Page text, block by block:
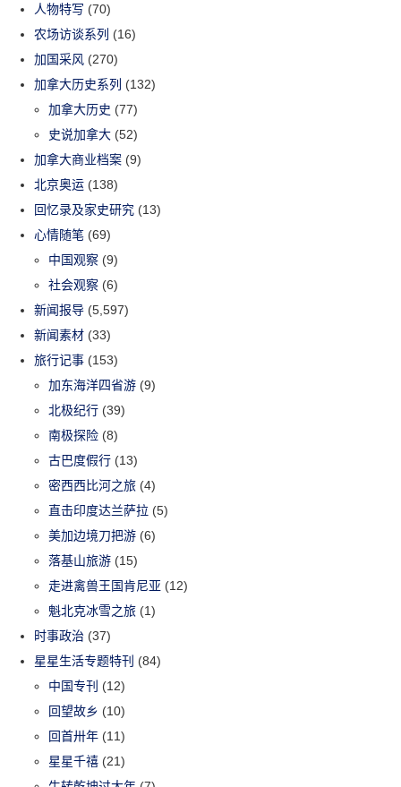
人物特写 (70)
农场访谈系列 (16)
加国采风 (270)
加拿大历史系列 (132)
加拿大历史 (77)
史说加拿大 (52)
加拿大商业档案 (9)
北京奥运 (138)
回忆录及家史研究 (13)
心情随笔 (69)
中国观察 (9)
社会观察 (6)
新闻报导 (5,597)
新闻素材 (33)
旅行记事 (153)
加东海洋四省游 (9)
北极纪行 (39)
南极探险 (8)
古巴度假行 (13)
密西西比河之旅 (4)
直击印度达兰萨拉 (5)
美加边境刀把游 (6)
落基山旅游 (15)
走进禽兽王国肯尼亚 (12)
魁北克冰雪之旅 (1)
时事政治 (37)
星星生活专题特刊 (84)
中国专刊 (12)
回望故乡 (10)
回首卅年 (11)
星星千禧 (21)